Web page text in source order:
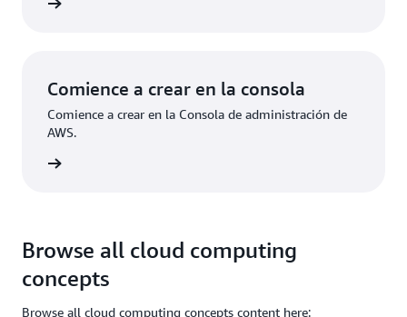
Comience a crear en la consola
Comience a crear en la Consola de administración de
AWS.
Browse all cloud computing
concepts
Browse all cloud computing concepts content here: